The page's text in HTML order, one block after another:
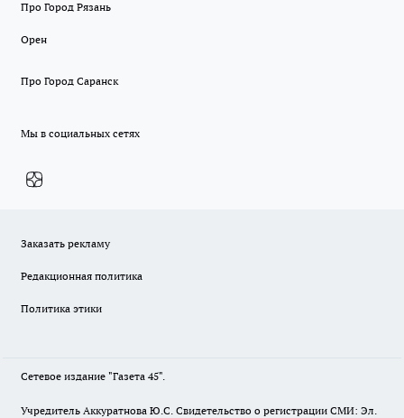
Про Город Рязань
Орен
Про Город Саранск
Мы в социальных сетях
Заказать рекламу
Редакционная политика
Политика этики
Сетевое издание "Газета 45".
Учредитель Аккуратнова Ю.С. Свидетельство о регистрации СМИ: Эл.